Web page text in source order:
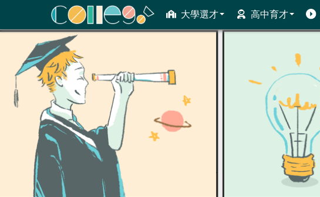
大學選才 高中育才